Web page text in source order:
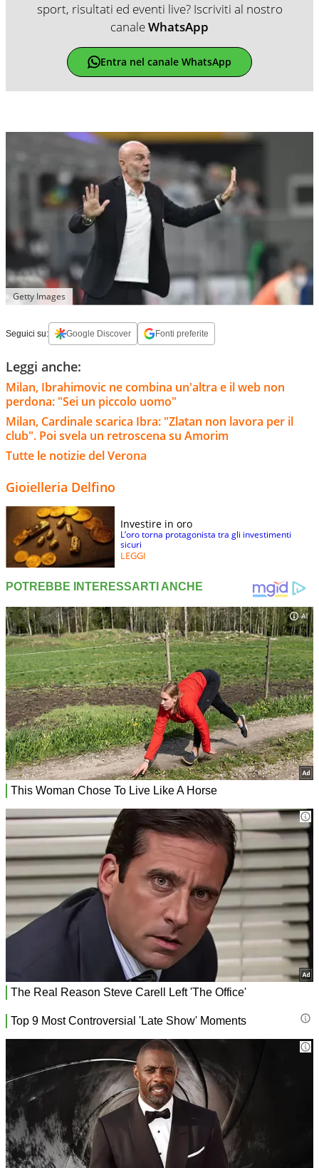
sport, risultati ed eventi live? Iscriviti al nostro
canaleWhatsApp
Entra nel canale WhatsApp
Getty Images
Seguici su: Google Discover Fonti preferite
Leggi anche:
Milan, Ibrahimovic ne combina un'altra e il web non
perdona: "Sei un piccolo uomo"
Milan, Cardinale scarica Ibra: "Zlatan non lavora per il
club". Poi svela un retroscena su Amorim
Tutte le notizie del Verona
Gioielleria Delfino
Investire in oro
L’oro torna protagonista tra gli investimenti
sicuri
LEGGI